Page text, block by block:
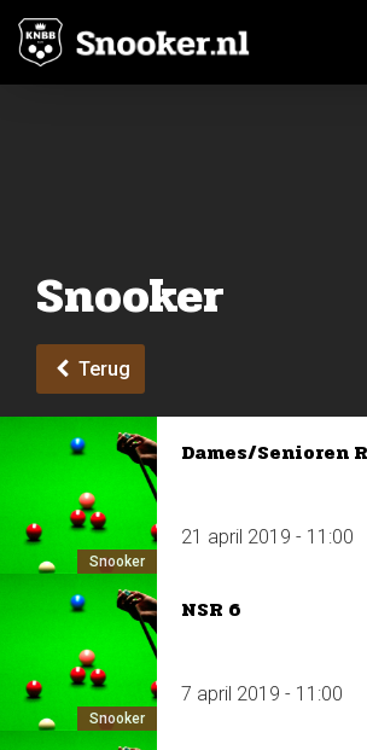
Snooker
Terug
Snooker
Dames/Senioren
21 april 2019 - 11:00
Snooker
NSR 6
7 april 2019 - 11:00